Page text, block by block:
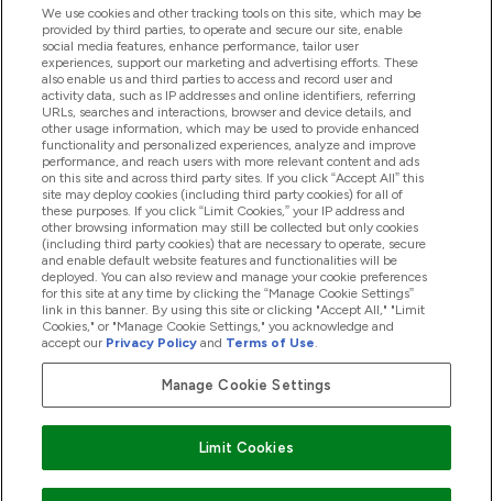
ヘルプ＆ガイド
商品について
会社概要
特典＆ポイント
2026 The Hut.com Ltd
Pay with
We use cookies and other tracking tools on this site, which may be
provided by third parties, to operate and secure our site, enable
social media features, enhance performance, tailor user
experiences, support our marketing and advertising efforts. These
also enable us and third parties to access and record user and
activity data, such as IP addresses and online identifiers, referring
URLs, searches and interactions, browser and device details, and
other usage information, which may be used to provide enhanced
functionality and personalized experiences, analyze and improve
performance, and reach users with more relevant content and ads
on this site and across third party sites. If you click “Accept All” this
site may deploy cookies (including third party cookies) for all of
these purposes. If you click “Limit Cookies,” your IP address and
other browsing information may still be collected but only cookies
(including third party cookies) that are necessary to operate, secure
and enable default website features and functionalities will be
deployed. You can also review and manage your cookie preferences
for this site at any time by clicking the “Manage Cookie Settings”
link in this banner. By using this site or clicking "Accept All," "Limit
Cookies," or "Manage Cookie Settings," you acknowledge and
accept our Privacy Policy and Terms of Use.
Manage Cookie Settings
Limit Cookies